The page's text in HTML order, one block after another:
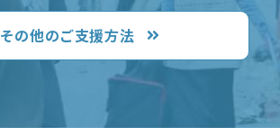
その他のご支援方法